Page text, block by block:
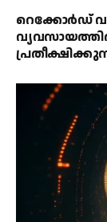
റെക്കോർഡ്